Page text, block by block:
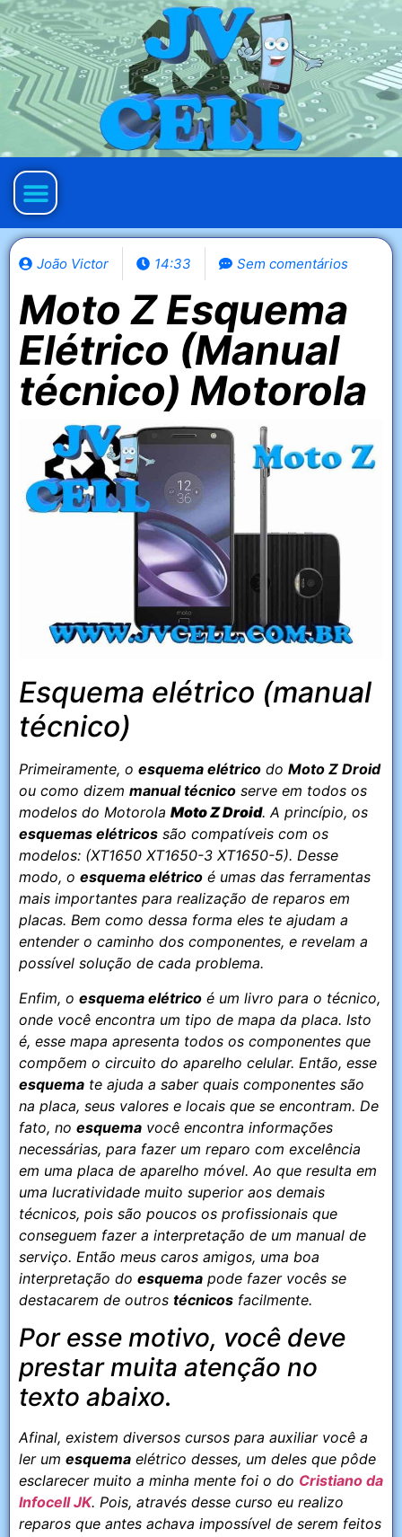
João Victor 14:33 Sem comentários
Moto Z Esquema
Elétrico (Manual
técnico) Motorola
Esquema elétrico (manual
técnico)
Primeiramente, o esquema elétrico do Moto Z Droid
ou como dizem manual técnico serve em todos os
modelos do Motorola Moto Z Droid. A princípio, os
esquemas elétricos são compatíveis com os
modelos: (XT1650 XT1650-3 XT1650-5). Desse
modo, o esquema elétrico é umas das ferramentas
mais importantes para realização de reparos em
placas. Bem como dessa forma eles te ajudam a
entender o caminho dos componentes, e revelam a
possível solução de cada problema.
Enfim, o esquema elétrico é um livro para o técnico,
onde você encontra um tipo de mapa da placa. Isto
é, esse mapa apresenta todos os componentes que
compõem o circuito do aparelho celular. Então, esse
esquema te ajuda a saber quais componentes são
na placa, seus valores e locais que se encontram. De
fato, no esquema você encontra informações
necessárias, para fazer um reparo com excelência
em uma placa de aparelho móvel. Ao que resulta em
uma lucratividade muito superior aos demais
técnicos, pois são poucos os profissionais que
conseguem fazer a interpretação de um manual de
serviço. Então meus caros amigos, uma boa
interpretação do esquema pode fazer vocês se
destacarem de outros técnicos facilmente.
Por esse motivo, você deve
prestar muita atenção no
texto abaixo.
Afinal, existem diversos cursos para auxiliar você a
ler um esquema elétrico desses, um deles que pôde
esclarecer muito a minha mente foi o do Cristiano da
Infocell JK. Pois, através desse curso eu realizo
reparos que antes achava impossível de serem feitos